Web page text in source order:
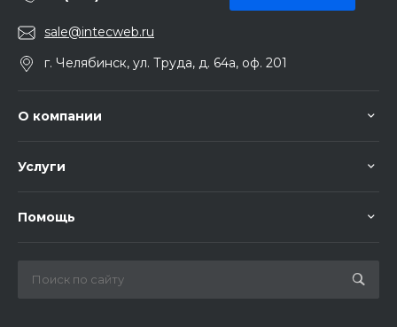
sale@intecweb.ru
г. Челябинск, ул. Труда, д. 64а, оф. 201
О компании
Услуги
Помощь